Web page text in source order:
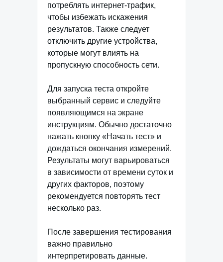
потреблять интернет-трафик,
чтобы избежать искажения
результатов. Также следует
отключить другие устройства,
которые могут влиять на
пропускную способность сети.
Для запуска теста откройте
выбранный сервис и следуйте
появляющимся на экране
инструкциям. Обычно достаточно
нажать кнопку «Начать тест» и
дождаться окончания измерений.
Результаты могут варьироваться
в зависимости от времени суток и
других факторов, поэтому
рекомендуется повторять тест
несколько раз.
После завершения тестирования
важно правильно
интерпретировать данные.